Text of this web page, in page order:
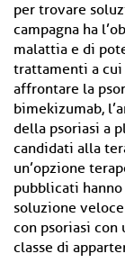
per trovare
campagna ha
malattia e di
trattamenti a
affrontare la
bimekizumab,
della psoriasi a
candidati alla
un’opzione
pubblicati
soluzione
con psoriasi
classe di